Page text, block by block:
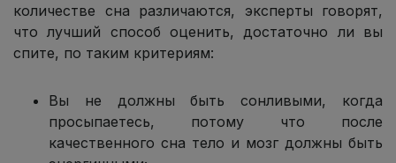
количестве сна различаются, эксперты говорят,
что лучший способ оценить, достаточно ли вы
спите, по таким критериям:
Вы не должны быть сонливыми, когда
просыпаетесь, потому что после
качественного сна тело и мозг должны быть